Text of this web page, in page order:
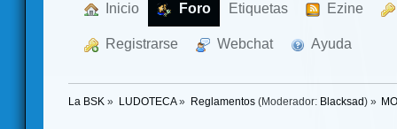
Inicio Foro Etiquetas Ezine
Registrarse Webchat Ayuda
La BSK » LUDOTECA» Reglamentos(Moderador: Blacksad ) »